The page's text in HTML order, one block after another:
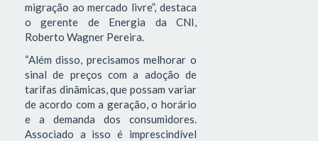
migração ao mercado livre”, destaca
o gerente de Energia da CNI,
Roberto Wagner Pereira.
“Além disso, precisamos melhorar o
sinal de preços com a adoção de
tarifas dinâmicas, que possam variar
de acordo com a geração, o horário
e a demanda dos consumidores.
Associado a isso é imprescindível